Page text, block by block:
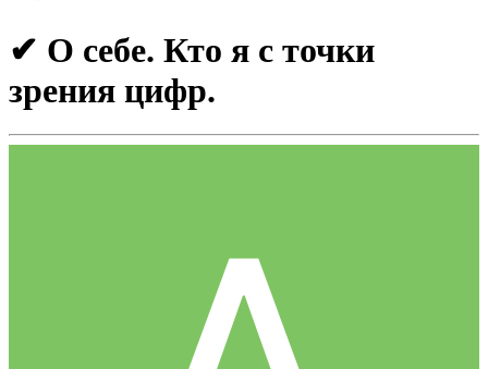
✔ О себе. Кто я с точки
зрения цифр.